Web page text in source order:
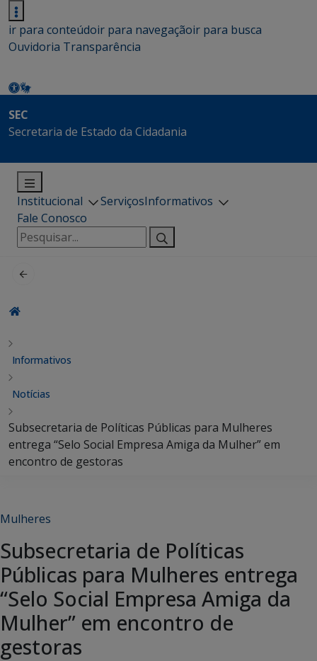
ir para conteúdoir para navegaçãoir para busca
Ouvidoria Transparência
SEC
Secretaria de Estado da Cidadania
Institucional ServiçosInformativos
Fale Conosco
Pesquisar
por:
Informativos
Notícias
Subsecretaria de Políticas Públicas para Mulheres
entrega “Selo Social Empresa Amiga da Mulher” em
encontro de gestoras
Mulheres
Subsecretaria de Políticas
Públicas para Mulheres entrega
“Selo Social Empresa Amiga da
Mulher” em encontro de
gestoras